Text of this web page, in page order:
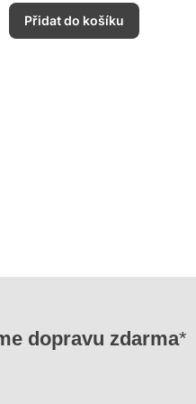
Přidat do košíku
dopravu zdarma*